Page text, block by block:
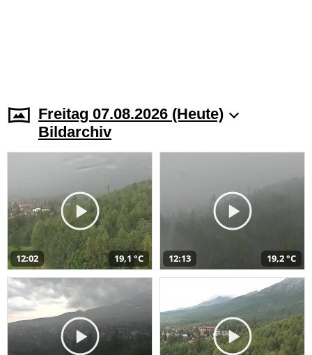
Freitag 07.08.2026 (Heute)
Bildarchiv
12:02 19,1 °C 12:13 19,2 °C